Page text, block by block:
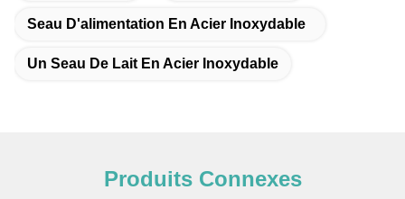
Seau D'alimentation En Acier Inoxydable
Un Seau De Lait En Acier Inoxydable
Produits Connexes